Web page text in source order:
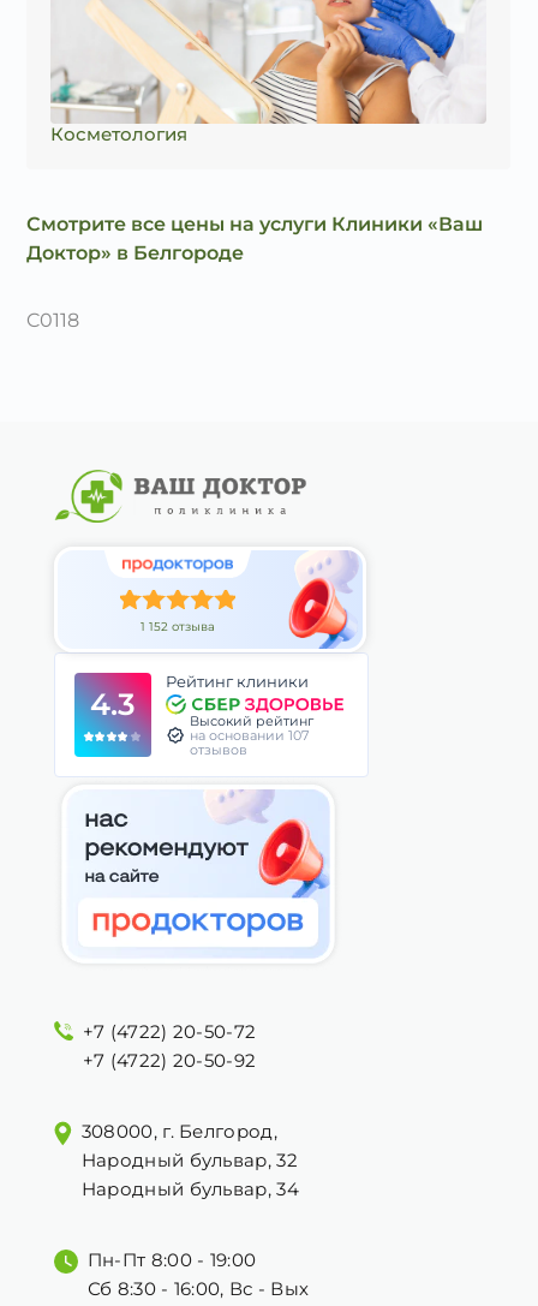
Косметология
Смотрите все цены на услуги Клиники «Ваш
Доктор» в Белгороде
C0118
1 152 отзыва
4.3
Рейтинг клиники
Высокий рейтинг
на основании 107
отзывов
+7 (4722) 20-50-72
+7 (4722) 20-50-92
308000, г. Белгород,
Народный бульвар, 32
Народный бульвар, 34
Пн-Пт 8:00 - 19:00
Сб 8:30 - 16:00, Вс - Вых